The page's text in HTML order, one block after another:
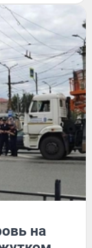
на